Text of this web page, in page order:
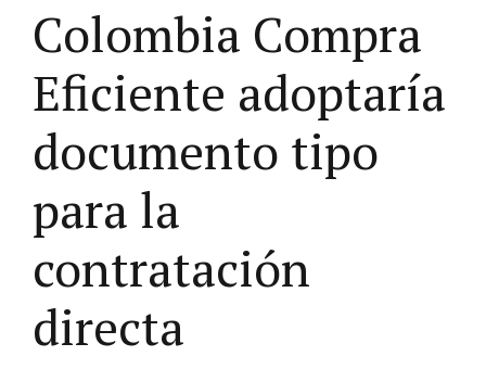
Colombia Compra
Eficiente adoptaría
documento tipo
para la
contratación
directa